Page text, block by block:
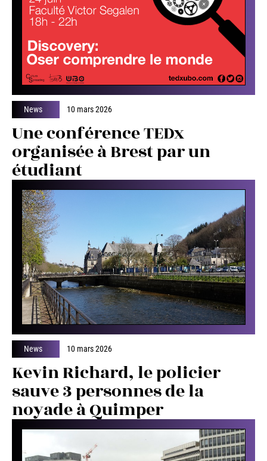
News 10 mars 2026
Une conférence TEDx
organisée à Brest par un
étudiant
News 10 mars 2026
Kevin Richard, le policier
sauve 3 personnes de la
noyade à Quimper